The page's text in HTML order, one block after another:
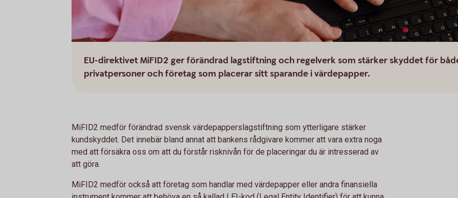
EU-direktivet MiFID2 ger förändrad lagstiftning och regelverk som stärker skyddet för
privatpersoner och företag som placerar sitt sparande i värdepapper.
MiFID2 medför förändrad svensk värdepapperslagstiftning som ytterligare stärker
kundskyddet. Det innebär bland annat att bankens rådgivare kommer att vara extra noga
med att försäkra oss om att du förstår risknivån för de placeringar du är intresserad av
att göra.
MiFID2 medför också att företag som handlar med värdepapper eller andra finansiella